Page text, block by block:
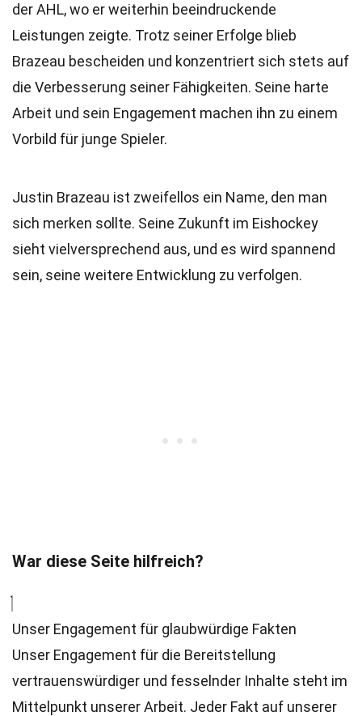
der AHL, wo er weiterhin beeindruckende
Leistungen zeigte. Trotz seiner Erfolge blieb
Brazeau bescheiden und konzentriert sich stets auf
die Verbesserung seiner Fähigkeiten. Seine harte
Arbeit und sein Engagement machen ihn zu einem
Vorbild für junge Spieler.
Justin Brazeau ist zweifellos ein Name, den man
sich merken sollte. Seine Zukunft im Eishockey
sieht vielversprechend aus, und es wird spannend
sein, seine weitere Entwicklung zu verfolgen.
War diese Seite hilfreich?
Unser Engagement für glaubwürdige Fakten
Unser Engagement für die Bereitstellung
vertrauenswürdiger und fesselnder Inhalte steht im
Mittelpunkt unserer Arbeit. Jeder Fakt auf unserer